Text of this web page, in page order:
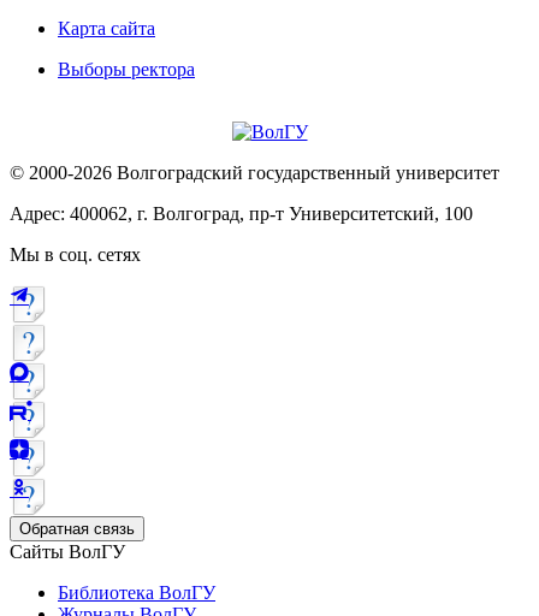
Карта сайта
Выборы ректора
© 2000-2026 Волгоградский государственный университет
Адрес: 400062, г. Волгоград, пр-т Университетский, 100
Мы в соц. сетях
Обратная связь
Сайты ВолГУ
Библиотека ВолГУ